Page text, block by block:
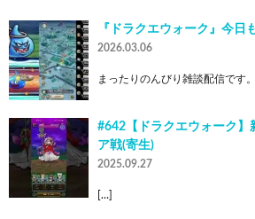
『ドラクエウォーク』今日
2026.03.06
まったりのんびり雑談配信です
#642【ドラクエウォーク】
ア戦(寄生)
2025.09.27
[…]